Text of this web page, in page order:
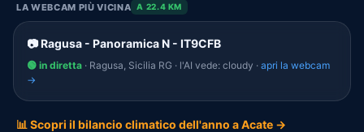
LA WEBCAM PIÙ VICINA A 22.4 KM
📷 Ragusa - Panoramica N - IT9CFB
🟢 in diretta · Ragusa, Sicilia RG · l'AI vede: cloudy · apri la webcam
→
📊 Scopri il bilancio climatico dell'anno a Acate →